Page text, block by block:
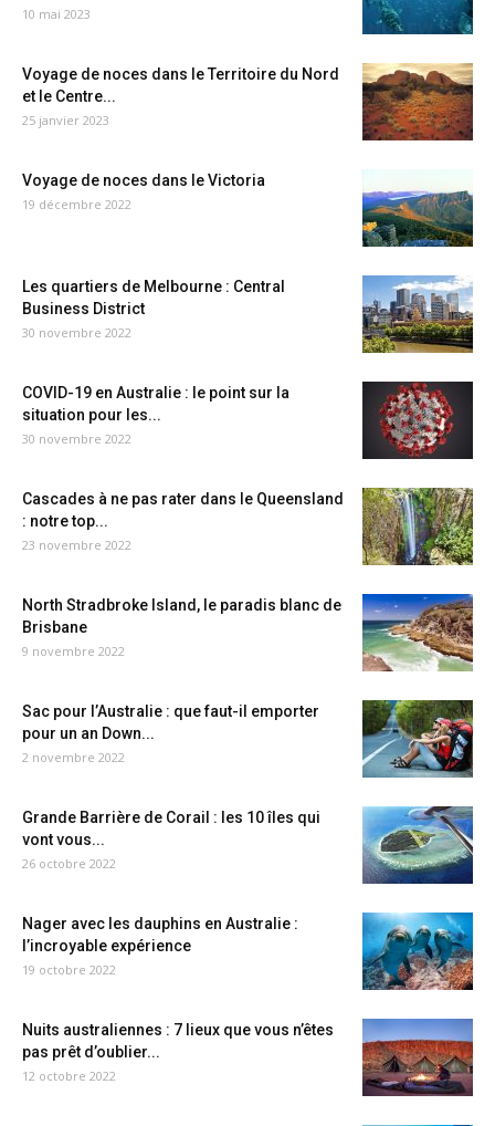
10 mai 2023
Voyage de noces dans le Territoire du Nord
et le Centre...
25 janvier 2023
Voyage de noces dans le Victoria
19 décembre 2022
Les quartiers de Melbourne : Central
Business District
30 novembre 2022
COVID-19 en Australie : le point sur la
situation pour les...
30 novembre 2022
Cascades à ne pas rater dans le Queensland
: notre top...
23 novembre 2022
North Stradbroke Island, le paradis blanc de
Brisbane
9 novembre 2022
Sac pour l’Australie : que faut-il emporter
pour un an Down...
2 novembre 2022
Grande Barrière de Corail : les 10 îles qui
vont vous...
26 octobre 2022
Nager avec les dauphins en Australie :
l’incroyable expérience
19 octobre 2022
Nuits australiennes : 7 lieux que vous n’êtes
pas prêt d’oublier...
12 octobre 2022